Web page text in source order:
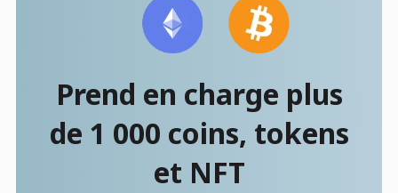
Prend en charge plus
de 1 000 coins, tokens
et NFT